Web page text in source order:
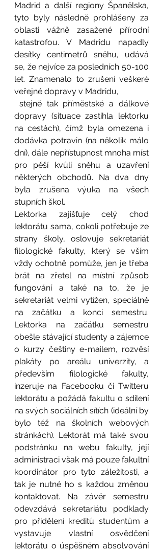
Madrid a další regiony Španělska,
tyto byly následně prohlášeny za
oblasti vážně zasažené přírodní
katastrofou. V Madridu napadly
desítky centimetrů sněhu, udává
se, že nejvíce za posledních 50-100
let. Znamenalo to zrušení veškeré
veřejné dopravy v Madridu,
dopravy (situace zastihla lektorku
na cestách), čímž byla omezena i
dodávka potravin (na několik málo
dní), dále nepřístupnost mnoha míst
pro pěší kvůli sněhu a uzavření
některých obchodů. Na dva dny
byla zrušena výuka na všech
stupních škol.
Lektorka zajišťuje celý chod
lektorátu sama, cokoli potřebuje ze
strany školy, oslovuje sekretariát
filologické fakulty, který se vším
vždy ochotně pomůže, jen je třeba
brát na zřetel na místní způsob
fungování a také na to, že je
sekretariát velmi vytížen, speciálně
na začátku a konci semestru.
Lektorka na začátku semestru
obešle stávající studenty a zájemce
o kurzy češtiny e-mailem, rozvěsí
plakáty po areálu univerzity, a
především filologické fakulty,
inzeruje na Facebooku či Twitteru
lektorátu a požádá fakultu o sdílení
na svých sociálních sítích (ideální by
bylo též na školních webových
stránkách). Lektorát má také svou
podstránku na webu fakulty, její
administraci však má pouze fakultní
koordinátor pro tyto záležitosti, a
tak je nutné ho s každou změnou
kontaktovat. Na závěr semestru
odevzdává sekretariátu podklady
pro přidělení kreditů studentům a
vystavuje vlastní osvědčení
lektorátu o úspěšném absolvování